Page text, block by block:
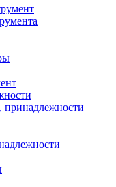
принадлежности